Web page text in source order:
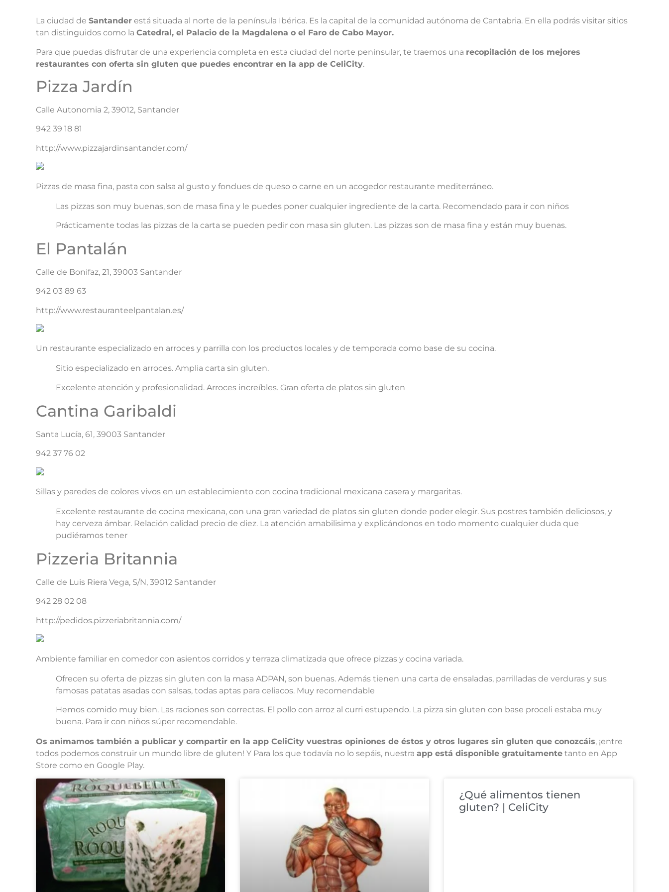
La ciudad de Santander está situada al norte de la península Ibérica. Es la capital de la comunidad autónoma de Cantabria. En ella podrás visitar sitios
tan distinguidos como la Catedral, el Palacio de la Magdalena o el Faro de Cabo Mayor.
Para que puedas disfrutar de una experiencia completa en esta ciudad del norte peninsular, te traemos una recopilación de los mejores
restaurantes con oferta sin gluten que puedes encontrar en la app de CeliCity.
Pizza Jardín
Calle Autonomia 2, 39012, Santander
942 39 18 81
http://www.pizzajardinsantander.com/
Pizzas de masa fina, pasta con salsa al gusto y fondues de queso o carne en un acogedor restaurante mediterráneo.
Las pizzas son muy buenas, son de masa fina y le puedes poner cualquier ingrediente de la carta. Recomendado para ir con niños
Prácticamente todas las pizzas de la carta se pueden pedir con masa sin gluten. Las pizzas son de masa fina y están muy buenas.
El Pantalán
Calle de Bonifaz, 21, 39003 Santander
942 03 89 63
http://www.restauranteelpantalan.es/
Un restaurante especializado en arroces y parrilla con los productos locales y de temporada como base de su cocina.
Sitio especializado en arroces. Amplia carta sin gluten.
Excelente atención y profesionalidad. Arroces increíbles. Gran oferta de platos sin gluten
Cantina Garibaldi
Santa Lucía, 61, 39003 Santander
942 37 76 02
Sillas y paredes de colores vivos en un establecimiento con cocina tradicional mexicana casera y margaritas.
Excelente restaurante de cocina mexicana, con una gran variedad de platos sin gluten donde poder elegir. Sus postres también deliciosos, y
hay cerveza ámbar. Relación calidad precio de diez. La atención amabilisima y explicándonos en todo momento cualquier duda que
pudiéramos tener
Pizzeria Britannia
Calle de Luis Riera Vega, S/N, 39012 Santander
942 28 02 08
http://pedidos.pizzeriabritannia.com/
Ambiente familiar en comedor con asientos corridos y terraza climatizada que ofrece pizzas y cocina variada.
Ofrecen su oferta de pizzas sin gluten con la masa ADPAN, son buenas. Además tienen una carta de ensaladas, parrilladas de verduras y sus
famosas patatas asadas con salsas, todas aptas para celiacos. Muy recomendable
Hemos comido muy bien. Las raciones son correctas. El pollo con arroz al curri estupendo. La pizza sin gluten con base proceli estaba muy
buena. Para ir con niños súper recomendable.
Os animamos también a publicar y compartir en la app CeliCity vuestras opiniones de éstos y otros lugares sin gluten que conozcáis, ¡entre
todos podemos construir un mundo libre de gluten! Y Para los que todavía no lo sepáis, nuestra app está disponible gratuitamente tanto en App
Store como en Google Play.
¿Qué alimentos tienen
gluten? | CeliCity